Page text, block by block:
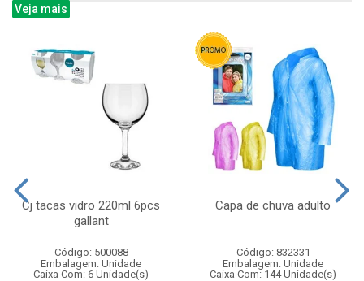
Veja mais
Cj tacas vidro 220ml 6pcs
gallant
Código: 500088
Embalagem: Unidade
Caixa Com: 6 Unidade(s)
Capa de chuva adulto
Código: 832331
Embalagem: Unidade
Caixa Com: 144 Unidade(s)